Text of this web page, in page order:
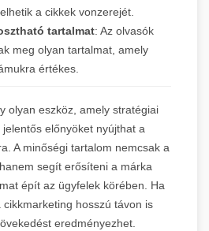
a cikkek vonzerejét.
tartalmat: Az olvasók
meg olyan tartalmat, amely
értékes.
olyan eszköz, amely stratégiai
előnyöket nyújthat a
A minőségi tartalom nemcsak a
segít erősíteni a márka
épít az ügyfelek körében. Ha
cikkmarketing hosszú távon is
eredményezhet.